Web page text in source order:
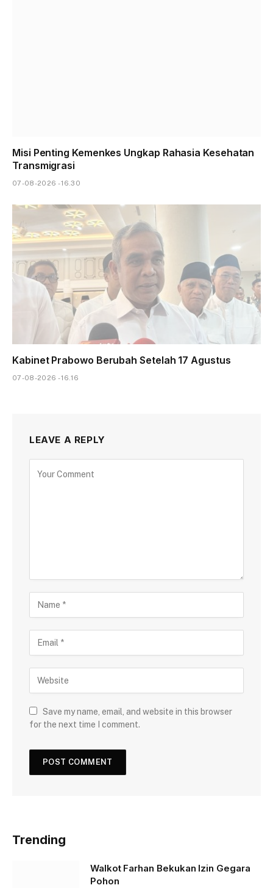
Misi Penting Kemenkes Ungkap Rahasia Kesehatan
Transmigrasi
07-08-2026 - 16.30
Kabinet Prabowo Berubah Setelah 17 Agustus
07-08-2026 - 16.16
LEAVE A REPLY
Save my name, email, and website in this browser
for the next time I comment.
Trending
Walkot Farhan Bekukan Izin Gegara
Pohon